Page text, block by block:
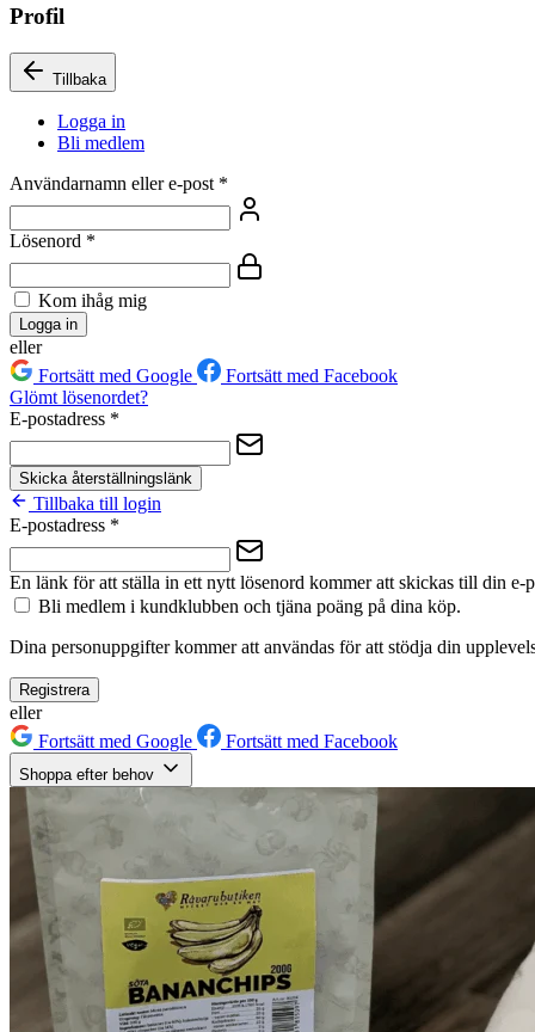
Profil
Tillbaka
Logga in
Bli medlem
Användarnamn eller e-post *
Lösenord *
Kom ihåg mig
Logga in
eller
Fortsätt med Google
Fortsätt med Facebook
Glömt lösenordet?
E-postadress *
Skicka återställningslänk
Tillbaka till login
E-postadress *
En länk för att ställa in ett nytt lösenord kommer att skickas till din e-
Bli medlem i kundklubben och tjäna poäng på dina köp.
Dina personuppgifter kommer att användas för att stödja din
Registrera
eller
Fortsätt med Google
Fortsätt med Facebook
Shoppa efter behov